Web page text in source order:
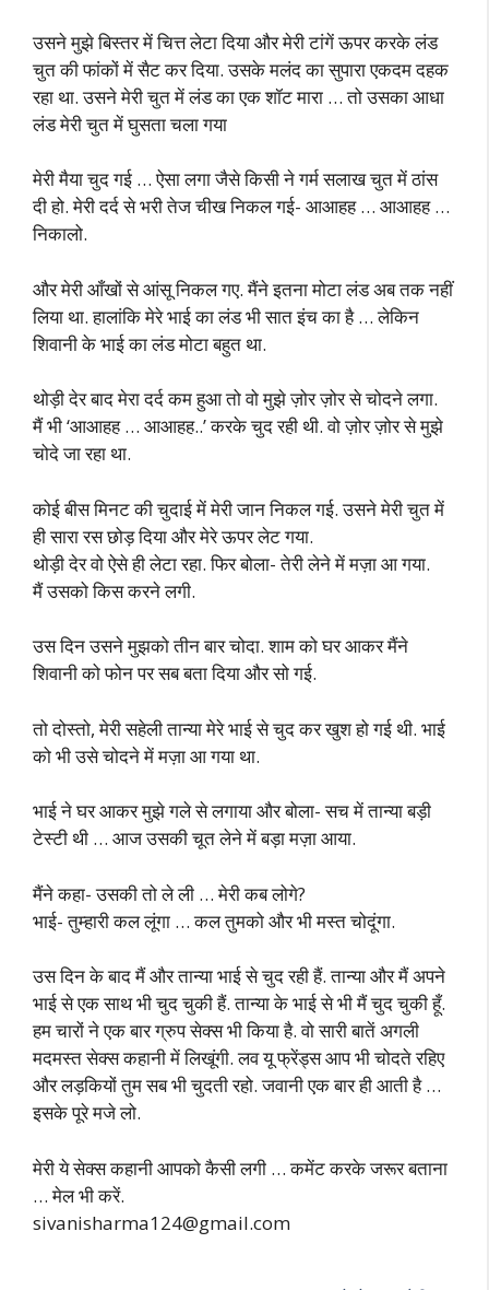
उसने मुझे बिस्तर में चित्त लेटा दिया और मेरी टांगें ऊपर करके लंड
चुत की फांकों में सैट कर दिया. उसके मलंद का सुपारा एकदम दहक
रहा था. उसने मेरी चुत में लंड का एक शॉट मारा … तो उसका आधा
लंड मेरी चुत में घुसता चला गया
मेरी मैया चुद गई … ऐसा लगा जैसे किसी ने गर्म सलाख चुत में ठांस
दी हो. मेरी दर्द से भरी तेज चीख निकल गई- आआहह … आआहह …
निकालो.
और मेरी आँखों से आंसू निकल गए. मैंने इतना मोटा लंड अब तक नहीं
लिया था. हालांकि मेरे भाई का लंड भी सात इंच का है … लेकिन
शिवानी के भाई का लंड मोटा बहुत था.
थोड़ी देर बाद मेरा दर्द कम हुआ तो वो मुझे ज़ोर ज़ोर से चोदने लगा.
मैं भी ‘आआहह … आआहह..’ करके चुद रही थी. वो ज़ोर ज़ोर से मुझे
चोदे जा रहा था.
कोई बीस मिनट की चुदाई में मेरी जान निकल गई. उसने मेरी चुत में
ही सारा रस छोड़ दिया और मेरे ऊपर लेट गया.
थोड़ी देर वो ऐसे ही लेटा रहा. फिर बोला- तेरी लेने में मज़ा आ गया.
मैं उसको किस करने लगी.
उस दिन उसने मुझको तीन बार चोदा. शाम को घर आकर मैंने
शिवानी को फोन पर सब बता दिया और सो गई.
तो दोस्तो, मेरी सहेली तान्या मेरे भाई से चुद कर खुश हो गई थी. भाई
को भी उसे चोदने में मज़ा आ गया था.
भाई ने घर आकर मुझे गले से लगाया और बोला- सच में तान्या बड़ी
टेस्टी थी … आज उसकी चूत लेने में बड़ा मज़ा आया.
मैंने कहा- उसकी तो ले ली … मेरी कब लोगे?
भाई- तुम्हारी कल लूंगा … कल तुमको और भी मस्त चोदूंगा.
उस दिन के बाद मैं और तान्या भाई से चुद रही हैं. तान्या और मैं अपने
भाई से एक साथ भी चुद चुकी हैं. तान्या के भाई से भी मैं चुद चुकी हूँ.
हम चारों ने एक बार ग्रुप सेक्स भी किया है. वो सारी बातें अगली
मदमस्त सेक्स कहानी में लिखूंगी. लव यू फ्रेंड्स आप भी चोदते रहिए
और लड़कियों तुम सब भी चुदती रहो. जवानी एक बार ही आती है …
इसके पूरे मजे लो.
मेरी ये सेक्स कहानी आपको कैसी लगी … कमेंट करके जरूर बताना
… मेल भी करें.
sivanisharma124@gmail.com